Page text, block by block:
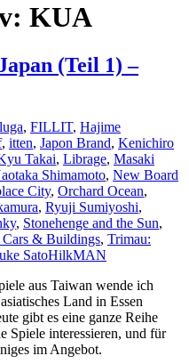
KUA
(Teil 1) –
, FILLIT, Hajime
, itten, Japon Brand, Kenichiro
Takai, Librage, Masaki
Shimamoto, New Board
City, Orchard Ocean,
, Ryuji Sumiyoshi,
, Stonehenge and the Sun,
& Buildings, Trimau:
SatoHilkMAN
aus Taiwan wende ich
Land in Essen
gibt es eine ganze Reihe
Spiele interessieren, und für
im Angebot.